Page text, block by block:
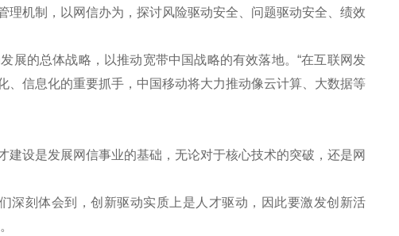
机制，以网信办为，探讨风险驱动安全、问题驱动安全、绩效
的总体战略，以推动宽带中国战略的有效落地。“在互联网发
信息化的重要抓手，中国移动将大力推动像云计算、大数据等
设是发展网信事业的基础，无论对于核心技术的突破，还是网
刻体会到，创新驱动实质上是人才驱动，因此要激发创新活